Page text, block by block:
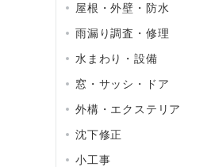
屋根・外壁・防水
雨漏り調査・修理
水まわり・設備
窓・サッシ・ドア
外構・エクステリア
沈下修正
小工事